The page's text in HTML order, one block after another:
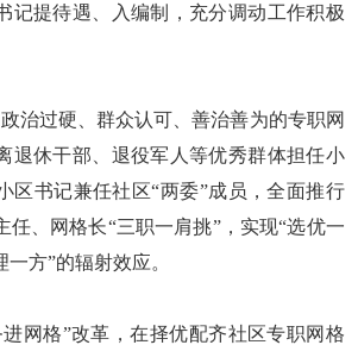
记提待遇、入编制，充分调动工作积极
过硬、群众认可、善治善为的专职网
退休干部、退役军人等优秀群体担任小
区书记兼任社区“两委”成员，全面推行
任、网格长“三职一肩挑”，实现“选优一
方”的辐射效应。
格”改革，在择优配齐社区专职网格